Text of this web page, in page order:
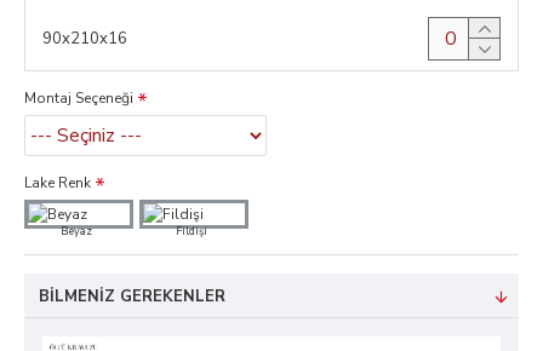
90x210x16
Montaj Seçeneği
Lake Renk
Beyaz Fildişi
BILMENIZ GEREKENLER